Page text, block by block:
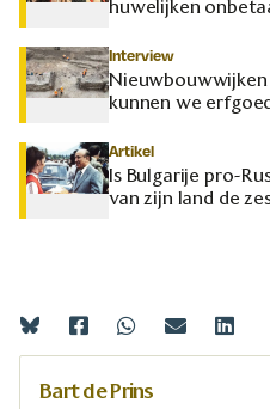
huwelijken
Interview
Nieuwbouwwijken
kunnen we
Artikel
Is Bulgarije pro-
van zijn land de
Bart de Prins